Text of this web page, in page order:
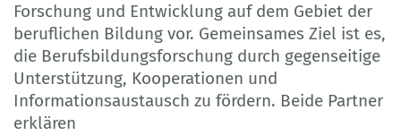
Forschung und Entwicklung auf dem Gebiet der
beruflichen Bildung vor. Gemeinsames Ziel ist es,
die Berufsbildungsforschung durch gegenseitige
Unterstützung, Kooperationen und
Informationsaustausch zu fördern. Beide Partner
erklären